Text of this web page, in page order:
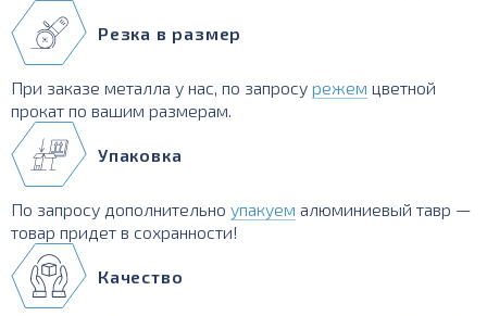
Резка в размер
При заказе металла у нас, по запросу режем цветной
прокат по вашим размерам.
Упаковка
По запросу дополнительно упакуем алюминиевый тавр —
товар придет в сохранности!
Качество